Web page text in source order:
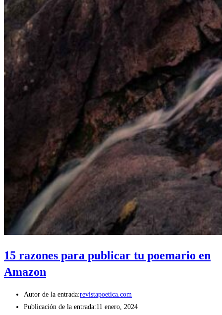
15 razones para publicar tu poemario en
Amazon
Autor de la entrada:revistapoetica.com
Publicación de la entrada:11 enero, 2024